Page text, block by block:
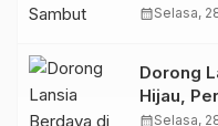
Perkuat
calendar_monthSelasa,
Dorong
Hijau,
calendar_monthSelasa,